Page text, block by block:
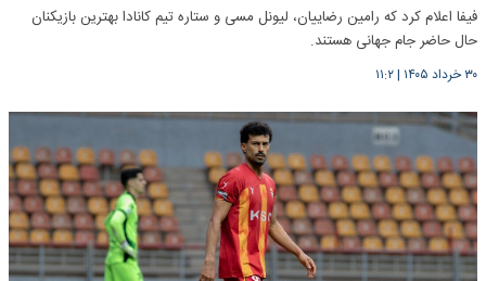
فیفا اعلام کرد که رامین رضاییان، لیونل مسی و ستاره تیم کانادا بهترین بازیکنان
حال حاضر جام جهانی هستند.
۳۰ خرداد ۱۴۰۵ |۱۱:۲